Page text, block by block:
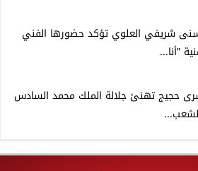
شريفي العلوي تؤكد حضورها الفني
”أنا...
حجيج تهنئ جلالة الملك محمد السادس